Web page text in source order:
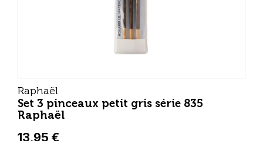
Raphaël
Set 3 pinceaux petit gris série 835
Raphaël
13,95 €